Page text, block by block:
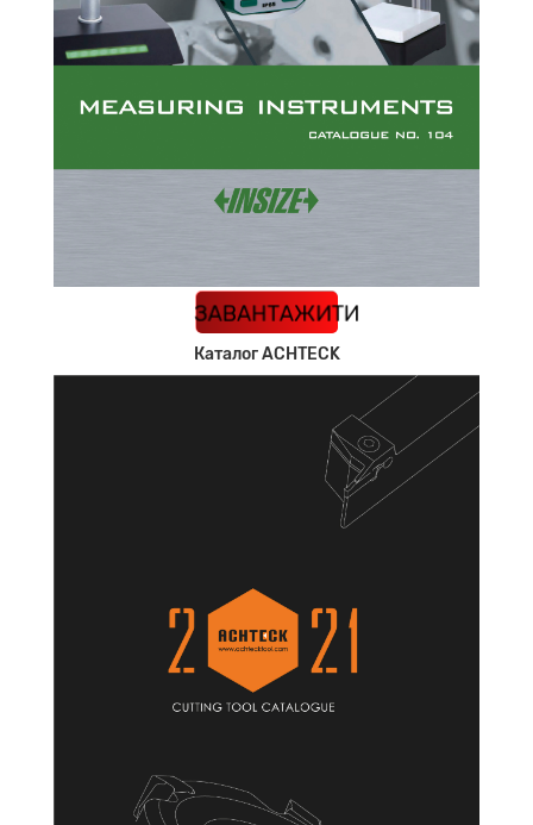
ЗАВАНТАЖИТИ
КАТАЛОГ
Каталог ACHTECK